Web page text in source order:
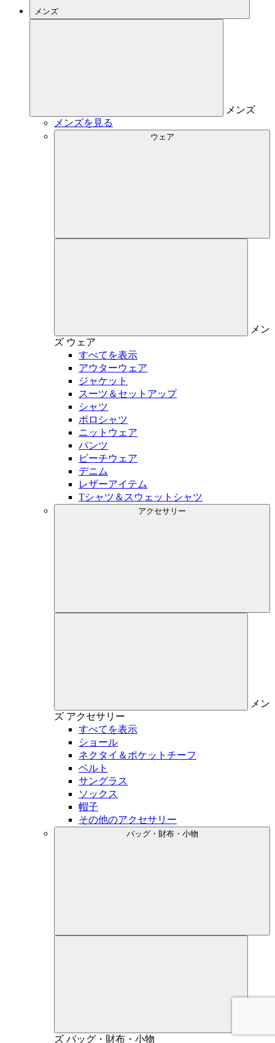
メンズ
メンズ
メンズを見る
ウェア
メン
ズ ウェア
すべてを表示
アウターウェア
ジャケット
スーツ＆セットアップ
シャツ
ポロシャツ
ニットウェア
パンツ
ビーチウェア
デニム
レザーアイテム
Tシャツ＆スウェットシャツ
アクセサリー
メン
ズ アクセサリー
すべてを表示
ショール
ネクタイ＆ポケットチーフ
ベルト
サングラス
ソックス
帽子
その他のアクセサリー
バッグ・財布・小物
ズ バッグ・財布・小物